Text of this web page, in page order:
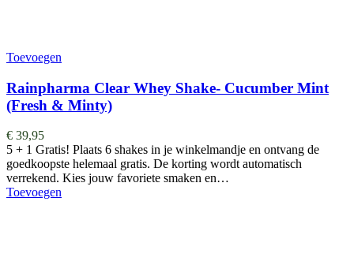
Toevoegen
Rainpharma Clear Whey Shake- Cucumber Mint
(Fresh & Minty)
€ 39,95
5 + 1 Gratis! Plaats 6 shakes in je winkelmandje en ontvang de
goedkoopste helemaal gratis. De korting wordt automatisch
verrekend. Kies jouw favoriete smaken en…
Toevoegen